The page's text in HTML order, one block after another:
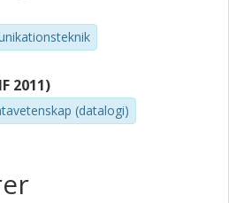
2011)
(datalogi)